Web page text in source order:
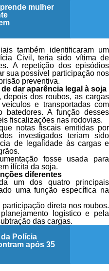
mulher
também identificaram um
Civil, teria sido vítima de
A repetição dos episódios
sua possível participação nos
preventiva.
dar aparência legal à soja
dos roubos, as cargas
e transportadas com
batedores. A função desses
fiscalizações nas rodovias.
notas fiscais emitidas por
investigados teriam sido
de legalidade às cargas e
fosse usada para
ilícita da soja.
diferentes
um dos quatro principais
uma função específica na
direta nos roubos.
logístico e pela
das cargas.
Polícia
após 35